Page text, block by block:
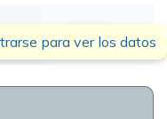
00,00 mt
para ver los datos